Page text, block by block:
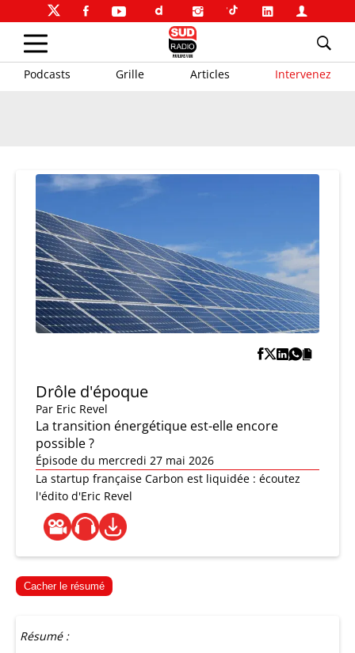
Podcasts Grille Articles Intervenez
Drôle d'époque
Par Eric Revel
La transition énergétique est-elle encore
possible ?
Épisode du mercredi 27 mai 2026
La startup française Carbon est liquidée : écoutez
l'édito d'Eric Revel
Cacher le résumé
Résumé :